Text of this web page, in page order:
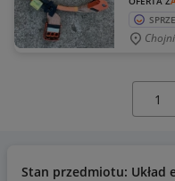
Stan przedmiotu: Układ